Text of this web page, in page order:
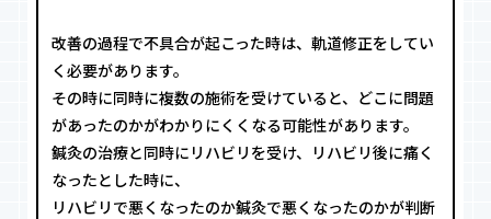
改善の過程で不具合が起こった時は、軌道修正をしてい
く必要があります。
その時に同時に複数の施術を受けていると、どこに問題
があったのかがわかりにくくなる可能性があります。
鍼灸の治療と同時にリハビリを受け、リハビリ後に痛く
なったとした時に、
リハビリで悪くなったのか鍼灸で悪くなったのかが判断